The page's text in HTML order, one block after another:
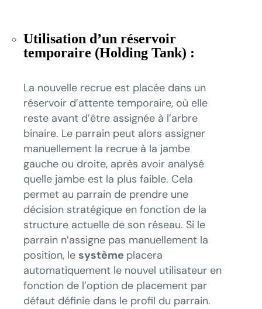
Utilisation d’un réservoir
temporaire (Holding Tank) :
La nouvelle recrue est placée dans un
réservoir d’attente temporaire, où elle
reste avant d’être assignée à l’arbre
binaire. Le parrain peut alors assigner
manuellement la recrue à la jambe
gauche ou droite, après avoir analysé
quelle jambe est la plus faible. Cela
permet au parrain de prendre une
décision stratégique en fonction de la
structure actuelle de son réseau. Si le
parrain n’assigne pas manuellement la
position, le système placera
automatiquement le nouvel utilisateur en
fonction de l’option de placement par
défaut définie dans le profil du parrain.